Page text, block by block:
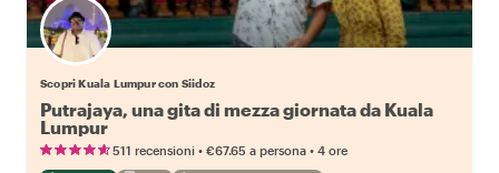
Scopri Kuala Lumpur con Siidoz
Putrajaya, una gita di mezza giornata da Kuala
Lumpur
511 recensioni • €67.65 a persona • 4 ore